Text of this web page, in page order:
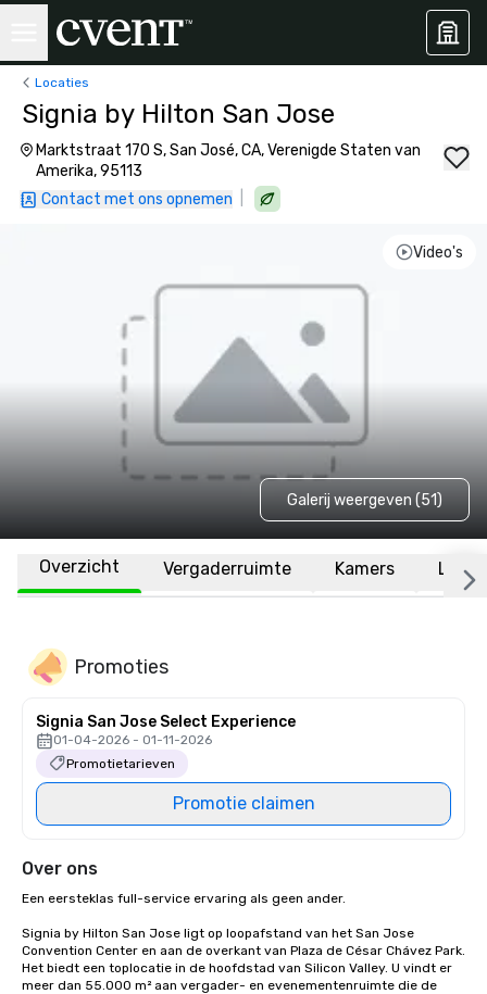
Locaties
Signia by Hilton San Jose
Marktstraat 170 S, San José, CA, Verenigde Staten van
Amerika, 95113
Contact met ons opnemen
Video's
Galerij weergeven (51)
Overzicht Vergaderruimte Kamers
Promoties
Signia San Jose Select Experience
01-04-2026 - 01-11-2026
Promotietarieven
Promotie claimen
Over ons
Een eersteklas full-service ervaring als geen ander.
Signia by Hilton San Jose ligt op loopafstand van het San Jose
Convention Center en aan de overkant van Plaza de César Chávez Park.
Het biedt een toplocatie in de hoofdstad van Silicon Valley. U vindt er
meer dan 55.000 m² aan vergader- en evenementenruimte die de